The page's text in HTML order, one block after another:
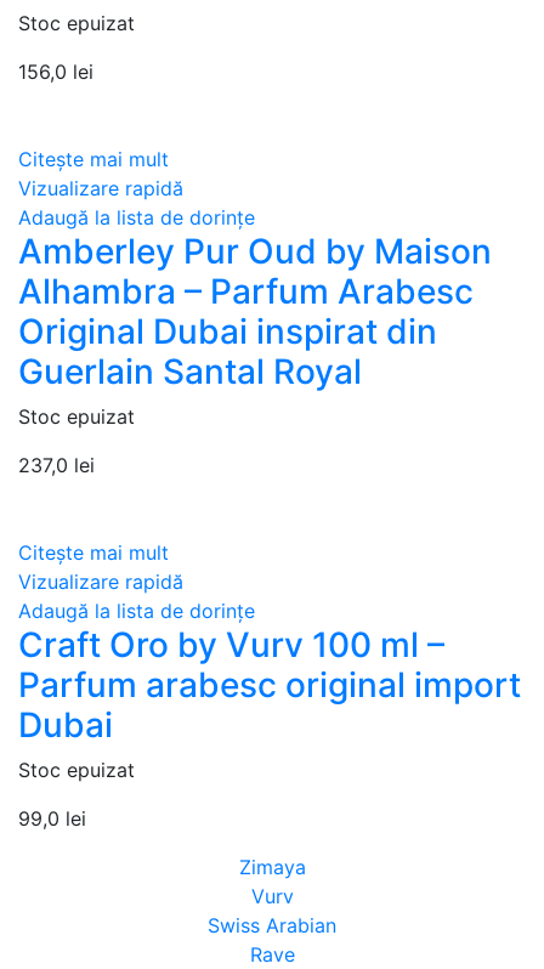
Stoc epuizat
156,0 lei
Citește mai mult
Vizualizare rapidă
Adaugă la lista de dorințe
Amberley Pur Oud by Maison
Alhambra – Parfum Arabesc
Original Dubai inspirat din
Guerlain Santal Royal
Stoc epuizat
237,0 lei
Citește mai mult
Vizualizare rapidă
Adaugă la lista de dorințe
Craft Oro by Vurv 100 ml –
Parfum arabesc original import
Dubai
Stoc epuizat
99,0 lei
Zimaya
Vurv
Swiss Arabian
Rave